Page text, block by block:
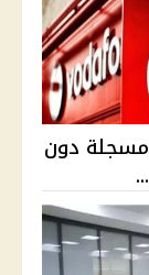
دون